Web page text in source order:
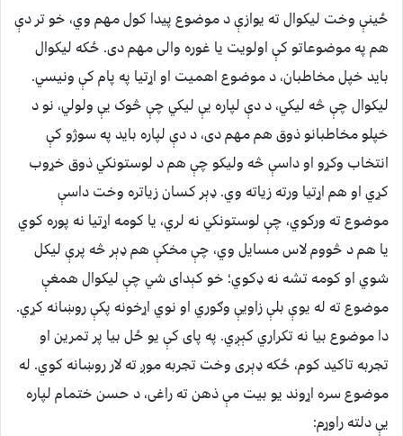
ځينې وخت لیکوال ته یوازې د موضوع پيدا کول مهم وي، خو تر دې
هم په موضوعاتو کې اولویت یا غوره والی مهم دی. ځکه لیکوال
باید خپل مخاطبان، د موضوع اهمیت او اړتیا په پام کې ونیسي.
لیکوال چې څه لیکي، د دې لپاره يې لیکي چې څوک يې ولولي، نو د
خپلو مخاطبانو ذوق هم مهم دی، د دې لپاره باید په سوژو کې
انتخاب وکړو او داسې څه ولیکو چې هم د لوستونکي ذوق خړوب
کړي او هم اړتیا ورته زیاته وي. ډېر کسان زیاتره وخت داسې
موضوع ته ورکوي، چې لوستونکي نه لري، یا کومه اړتیا نه پوره کوي
یا هم د څووم لاس مسایل وي، چې مخکې هم ډېر څه پرې لیکل
شوي او کومه تشه نه ډکوي؛ خو کېدای شي چې لیکوال همغې
موضوع ته له یوې بلې زاويې وګوري او نوي اړخونه پکې روښانه کړي.
دا موضوع بیا نه تکراري کېږي. په پای کې يو ځل بیا پر تمرین او
تجربه تاکید کوم، ځکه ډېری وخت تجربه موږ ته لار روښانه کوي. له
موضوع سره اړوند یو بیت مې ذهن ته راغی، د حسن ختمام لپاره
يې دلته راوړم: